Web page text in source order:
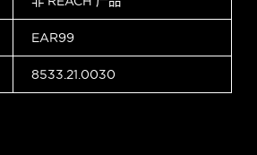
EAR99
8533.21.0030